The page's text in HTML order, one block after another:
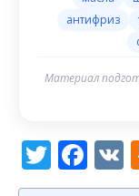
антифриз
Материал